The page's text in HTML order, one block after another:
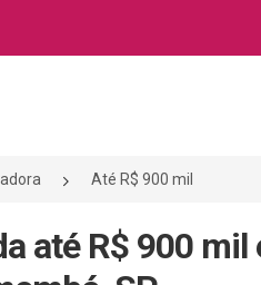
Até R$ 900 mil
até R$ 900